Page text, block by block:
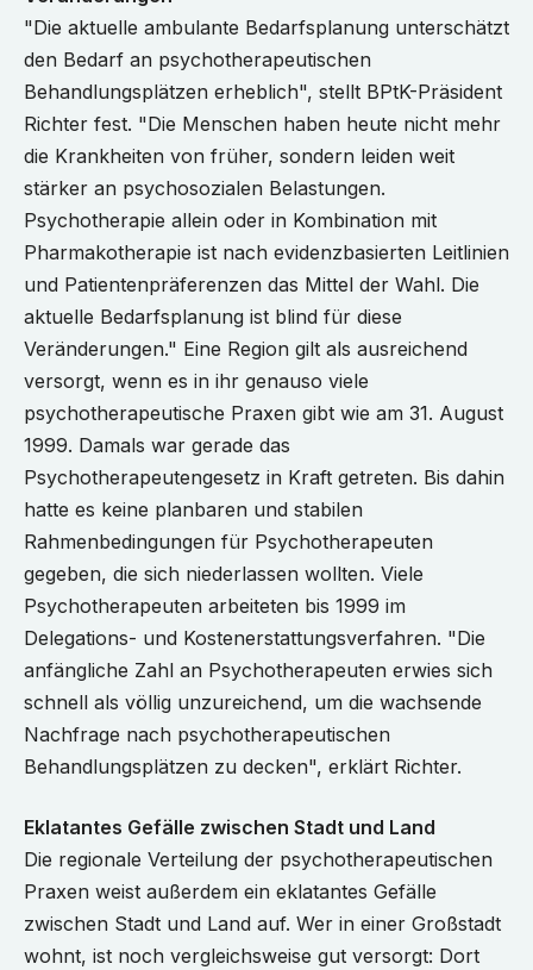
"Die aktuelle ambulante Bedarfsplanung unterschätzt
den Bedarf an psychotherapeutischen
Behandlungsplätzen erheblich", stellt BPtK-Präsident
Richter fest. "Die Menschen haben heute nicht mehr
die Krankheiten von früher, sondern leiden weit
stärker an psychosozialen Belastungen.
Psychotherapie allein oder in Kombination mit
Pharmakotherapie ist nach evidenzbasierten Leitlinien
und Patientenpräferenzen das Mittel der Wahl. Die
aktuelle Bedarfsplanung ist blind für diese
Veränderungen." Eine Region gilt als ausreichend
versorgt, wenn es in ihr genauso viele
psychotherapeutische Praxen gibt wie am 31. August
1999. Damals war gerade das
Psychotherapeutengesetz in Kraft getreten. Bis dahin
hatte es keine planbaren und stabilen
Rahmenbedingungen für Psychotherapeuten
gegeben, die sich niederlassen wollten. Viele
Psychotherapeuten arbeiteten bis 1999 im
Delegations- und Kostenerstattungsverfahren. "Die
anfängliche Zahl an Psychotherapeuten erwies sich
schnell als völlig unzureichend, um die wachsende
Nachfrage nach psychotherapeutischen
Behandlungsplätzen zu decken", erklärt Richter.
Eklatantes Gefälle zwischen Stadt und Land
Die regionale Verteilung der psychotherapeutischen
Praxen weist außerdem ein eklatantes Gefälle
zwischen Stadt und Land auf. Wer in einer Großstadt
wohnt, ist noch vergleichsweise gut versorgt: Dort